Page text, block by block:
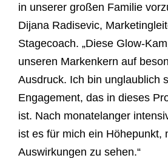
in unserer großen Familie
Dijana Radisevic,
Stagecoach. „Diese Glow-
unseren Markenkern auf
Ausdruck. Ich bin unglaublich
Engagement, das in dieses
ist. Nach monatelanger
ist es für mich ein Höhepunkt,
Auswirkungen zu sehen.“